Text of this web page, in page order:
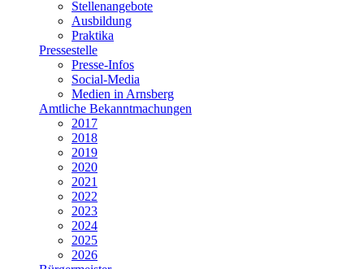
Stellenangebote
Ausbildung
Praktika
Pressestelle
Presse-Infos
Social-Media
Medien in Arnsberg
Amtliche Bekanntmachungen
2017
2018
2019
2020
2021
2022
2023
2024
2025
2026